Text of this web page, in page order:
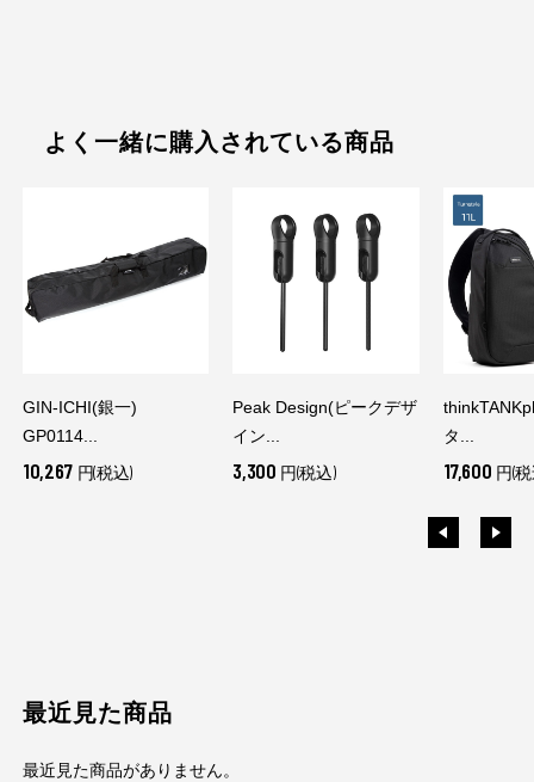
よく一緒に購入されている商品
GIN-ICHI(銀一)
GP0114...
10,267 円(税込)
Peak Design(ピークデザ
イン...
3,300 円(税込)
タ...
17,600 円(
最近見た商品
最近見た商品がありません。